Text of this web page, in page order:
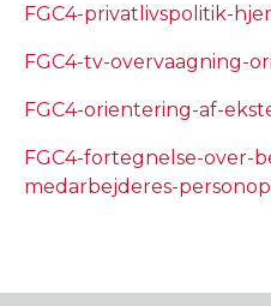
FGC4-privatlivspolitik-
FGC4-tv-overvaagning-
FGC4-orientering-af-
FGC4-fortegnelse-over-
medarbejderes-